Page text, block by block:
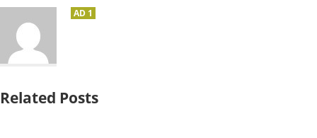
AD 1
Related Posts